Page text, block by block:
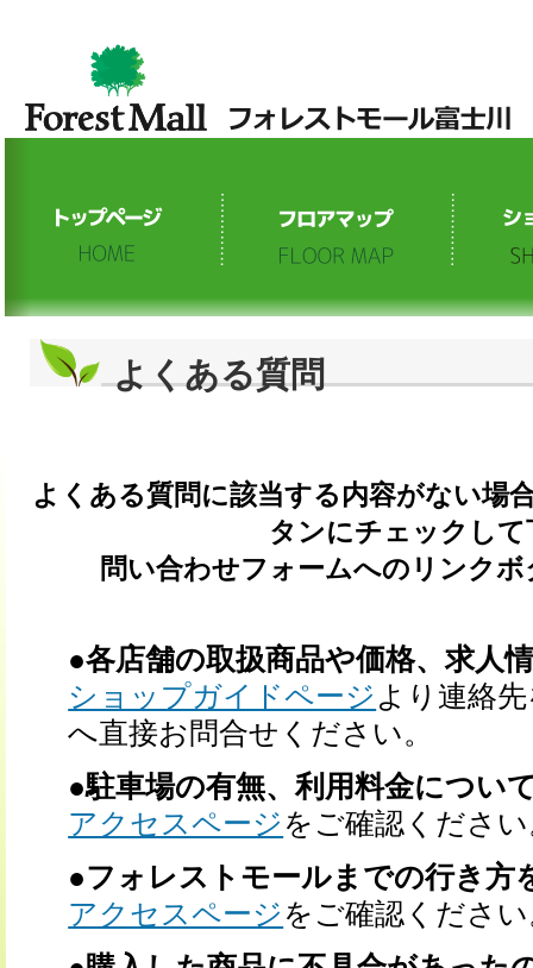
よくある質問
よくある質問に該当する内容がない場
タンにチェックし
問い合わせフォームへのリンク
●各店舗の取扱商品や価格、求人
ショップガイドページ より連絡
へ直接お問合せください。
●駐車場の有無、利用料金につい
アクセスページ をご確認くださ
●フォレストモールまでの行き方
アクセスページ をご確認くださ